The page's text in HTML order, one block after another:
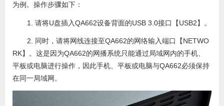
为例。操作步骤如下：
1. 请将U盘插入QA662设备背面的USB 3.0接口【USB2】。
2. 同时，请将网线连接至QA662的网络输入端口【NETWO
RK】。这是因为QA662的网播系统只能通过局域网内的手机、
平板或电脑进行操作，因此手机、平板或电脑与QA662必须保持
在同一局域网。